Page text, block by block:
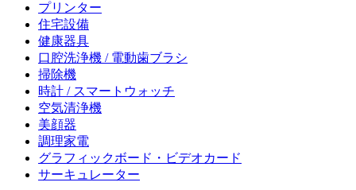
プリンター
住宅設備
健康器具
口腔洗浄機 / 電動歯ブラシ
掃除機
時計 / スマートウォッチ
空気清浄機
美顔器
調理家電
グラフィックボード・ビデオカード
サーキュレーター